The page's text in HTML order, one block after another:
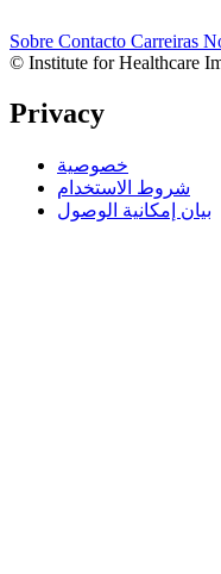
Sobre Contacto Carreiras
© Institute for Healthcare
Privacy
خصوصية
شروط الاستخدام
بيان إمكانية الوصول